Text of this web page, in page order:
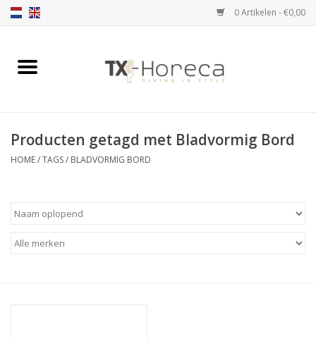
0 Artikelen - €0,00
Home
Catalogi
Producten getagd met Bladvormig Bord
HOME/TAGS/ BLADVORMIG BORD